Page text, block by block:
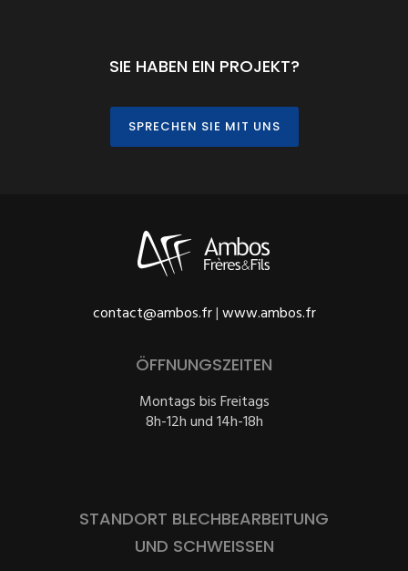
SIE HABEN EIN PROJEKT?
SPRECHEN SIE MIT UNS
contact@ambos.fr|www.ambos.fr
ÖFFNUNGSZEITEN
Montags bis Freitags
8h-12h und 14h-18h
STANDORT BLECHBEARBEITUNG
UND SCHWEISSEN